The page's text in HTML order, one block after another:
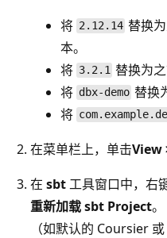
将 2.12.14 替换
本。
将 3.2.1 替换为
将 dbx-demo 替换
将
在菜单栏上，单击View
在 sbt工具窗口中，右
重新加载 sbt Project
（如默认的 Coursier